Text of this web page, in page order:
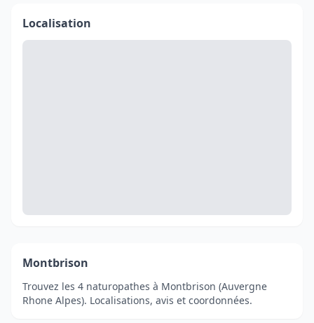
Localisation
Montbrison
Trouvez les 4 naturopathes à Montbrison (Auvergne
Rhone Alpes). Localisations, avis et coordonnées.